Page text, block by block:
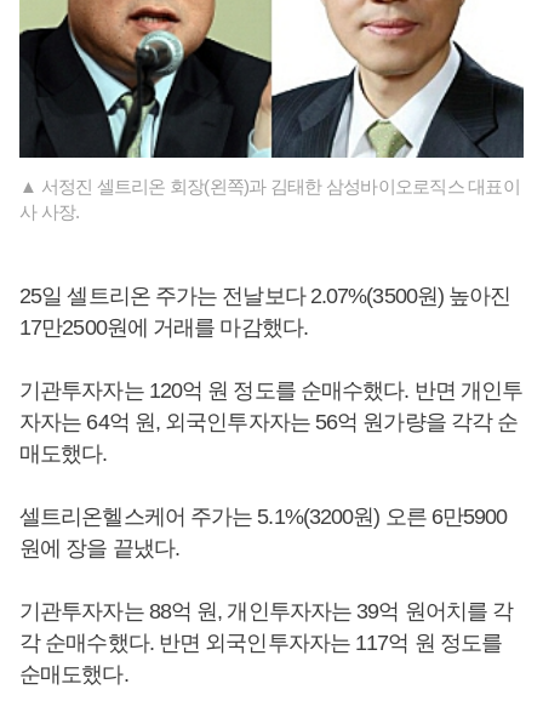
▲ 서정진 셀트리온 회장(왼쪽)과 김태한 삼성바이오로직스 대표이
사 사장.
25일 셀트리온 주가는 전날보다 2.07%(3500원) 높아진
17만2500원에 거래를 마감했다.
기관투자자는 120억 원 정도를 순매수했다. 반면 개인투
자자는 64억 원, 외국인투자자는 56억 원가량을 각각 순
매도했다.
셀트리온헬스케어 주가는 5.1%(3200원) 오른 6만5900
원에 장을 끝냈다.
기관투자자는 88억 원, 개인투자자는 39억 원어치를 각
각 순매수했다. 반면 외국인투자자는 117억 원 정도를
순매도했다.